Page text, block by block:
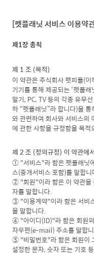
[펫플래닛 서비스 이용약
제1장 총칙
제 1 조 (목적)
이 약관은 주식회사 펫피플(
기기를 통해 제공되는 ‘펫플
말기, PC, TV 등의 각종 유무
하 “펫플래닛”라 합니다)을
와 관련하여 회사와 서비스의
에 관한 사항을 규정함을 목적
제 2 조 (정의규정) 이 약관에
① "서비스"라 함은 펫플래닛
스(중개서비스 포함)를 말합니
② "회원"이라 함은 이 약관을
자를 말합니다.
③ "이용계약"이라 함은 서비
을 말합니다.
④ "아이디(ID)"라 함은 회원
자우편(e-mail) 주소를 말합
⑤ "비밀번호"라 함은 회원이
설정한 문자, 숫자 또는 기호